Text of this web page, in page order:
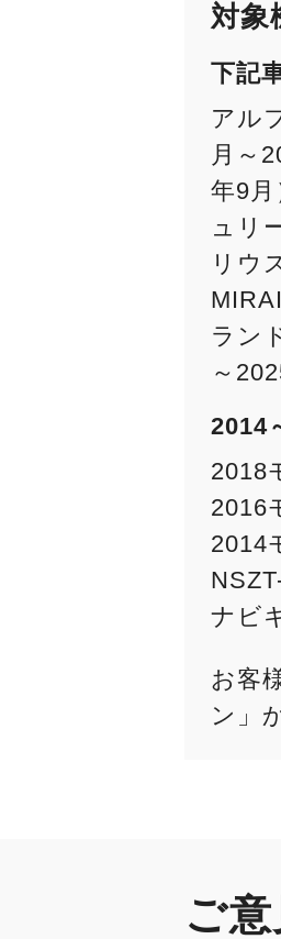
対象
下記
アル
月～
年9
ュリ
リウ
ラン
～
2014
2018
2016
2014
ナビ
お客
ン」
ご